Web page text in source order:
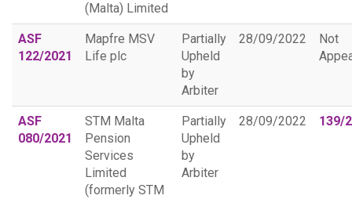
(Malta) Limited
ASF
122/2021
Mapfre MSV
Life plc
Partially
Upheld
by
Arbiter
28/09/2022
Not
ASF
080/2021
STM Malta
Pension
Services
Limited
(formerly STM
Partially
Upheld
by
Arbiter
28/09/2022 139/